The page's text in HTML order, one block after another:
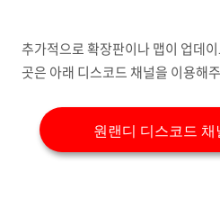
추가적으로 확장판이나 맵이 업데
곳은 아래 디스코드 채널을 이용해
원랜디 디스코드 채